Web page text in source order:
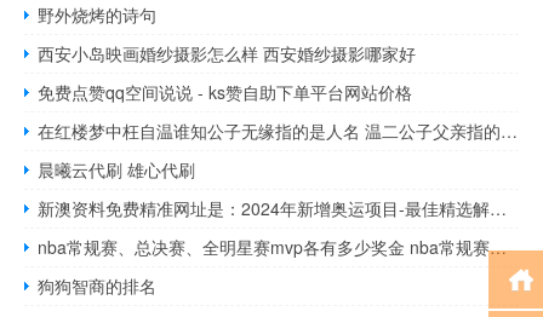
野外烧烤的诗句
西安小岛映画婚纱摄影怎么样 西安婚纱摄影哪家好
免费点赞qq空间说说 - ks赞自助下单平台网站价格
在红楼梦中枉自温谁知公子无缘指的是人名 温二公子父亲指的是谁_
晨曦云代刷 雄心代刷
新澳资料免费精准网址是：2024年新增奥运项目-最佳精选解释落实-3170.WIN.180
nba常规赛、总决赛、全明星赛mvp各有多少奖金 nba常规赛mvp排行榜
狗狗智商的排名